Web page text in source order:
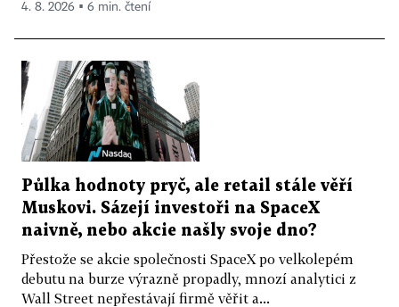
4. 8. 2026 ▪ 6 min. čtení
Půlka hodnoty pryč, ale retail stále věří
Muskovi. Sázejí investoři na SpaceX
naivně, nebo akcie našly svoje dno?
Přestože se akcie společnosti SpaceX po velkolepém
debutu na burze výrazně propadly, mnozí analytici z
Wall Street nepřestávají firmě věřit a...